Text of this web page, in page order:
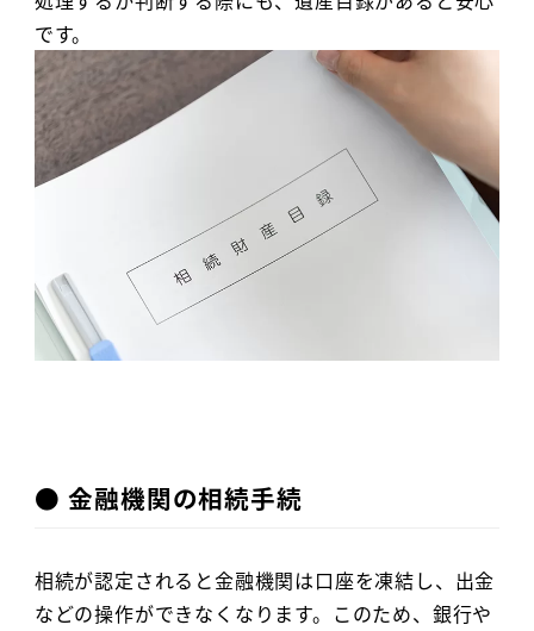
です。
● 金融機関の相続手続
相続が認定されると金融機関は口座を凍結し、出金
などの操作ができなくなります。このため、銀行や